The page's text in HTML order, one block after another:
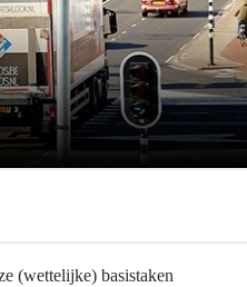
(wettelijke) basistaken